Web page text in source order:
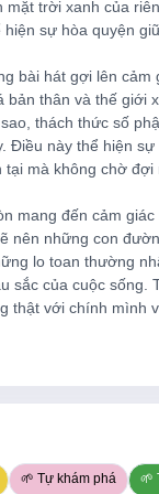
moi vivre
de la pluie
moi courir libre
moi donc briller
chemins que
je n'attendrai
le
mặt trời xanh của
hiện sự hòa quyện
bài hát gợi lên
bản thân và thế giới
thách thức số
Điều này thể hiện
tại mà không chờ đợi
mang đến cảm
nên những con
lo toan thường
sắc của cuộc sống.
thật với chính mình
🌱 Tự khám phá 🌱